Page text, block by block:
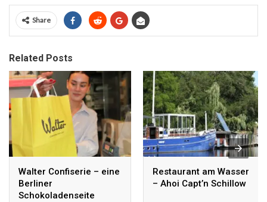
Share
Related Posts
Walter Confiserie – eine
Berliner
Schokoladenseite
Restaurant am Wasser
– Ahoi Capt’n Schillow